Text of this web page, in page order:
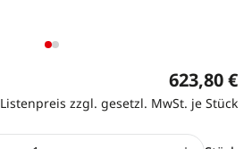
623,80 €
Listenpreis zzgl. gesetzl. MwSt. je Stück